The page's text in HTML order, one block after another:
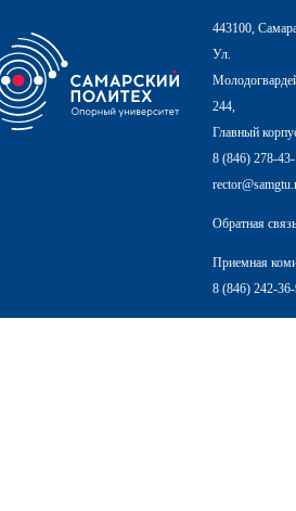
443100,
Ул.
244,
Главный
8 (846) 278-
Обратная связь
Приемная
8 (846) 242-